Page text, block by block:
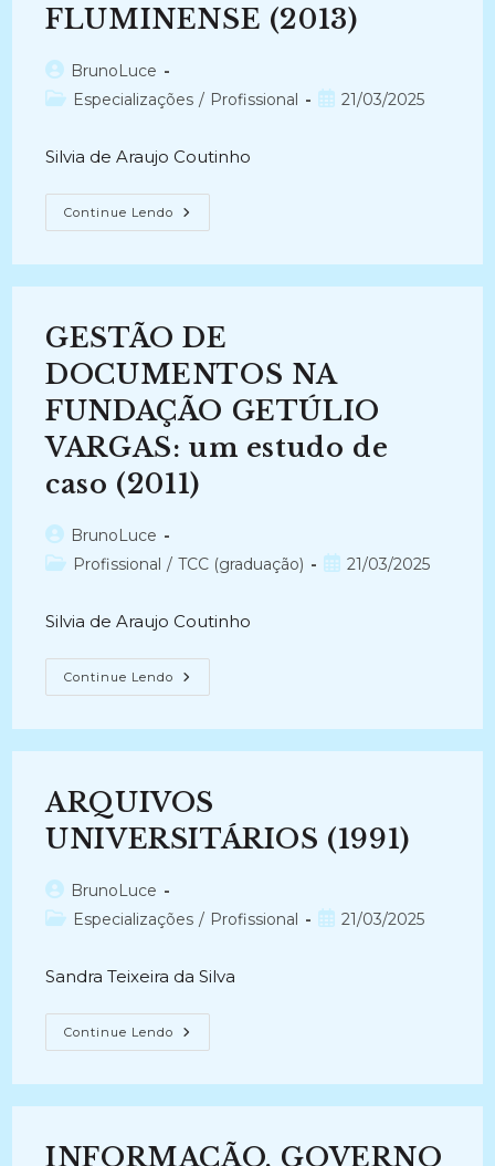
FLUMINENSE (2013)
Autor
do
BrunoLuce
Categoria
Especializações / Profissional
Post21/03/2025
Silvia de Araujo Coutinho
Continue Lendo A
LEI
INFORMAÇÃO
GESTÃO
DE
DOCUMENTOS
NA
UNIVERSIDADE
FEDERAL
(2013)
GESTÃO DE
DOCUMENTOS NA
FUNDAÇÃO GETÚLIO
VARGAS: um estudo de
caso (2011)
Autor
do
BrunoLuce
Categoria
Profissional / TCC (graduação)
Post21/03/2025
Silvia de Araujo Coutinho
Continue Lendo GESTÃO
DE
GETÚLIO
Estudo
De
Caso
(2011)
ARQUIVOS
UNIVERSITÁRIOS (1991)
Autor
do
BrunoLuce
Categoria
Especializações / Profissional
Post21/03/2025
Sandra Teixeira da Silva
Continue Lendo ARQUIVOS
UNIVERSITÁRIOS
INFORMAÇÃO, GOVERNO